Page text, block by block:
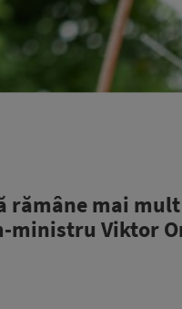
rămâne mai mult
Viktor